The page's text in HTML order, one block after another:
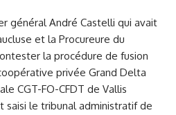
général André Castelli qui avait
et la Procureure du
la procédure de fusion
privée Grand Delta
CGT-FO-CFDT de Vallis
saisi le tribunal administratif de